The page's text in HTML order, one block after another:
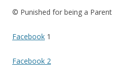
© Punished for being a Parent
Facebook 1
Facebook 2